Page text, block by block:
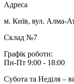
Адреса
м. Київ, вул. Алма-
Склад №7
Графік роботи:
Пн-Пт 9:00 - 18:00
Субота та Неділя –